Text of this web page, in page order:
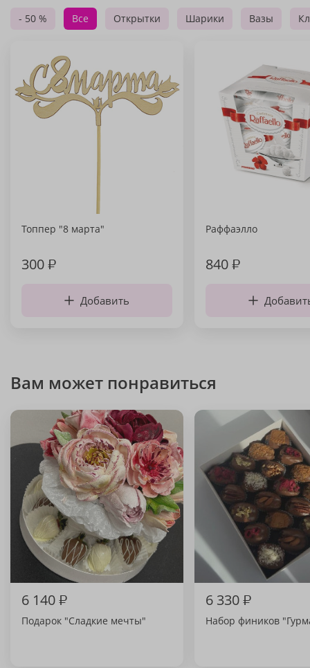
- 50 % Все Открытки Шарики Вазы
Топпер "8 марта"
300₽
Добавить
Раффаэлло
840₽
Вам может понравиться
6 140₽
Подарок "Сладкие мечты"
6 330₽
Набор фиников